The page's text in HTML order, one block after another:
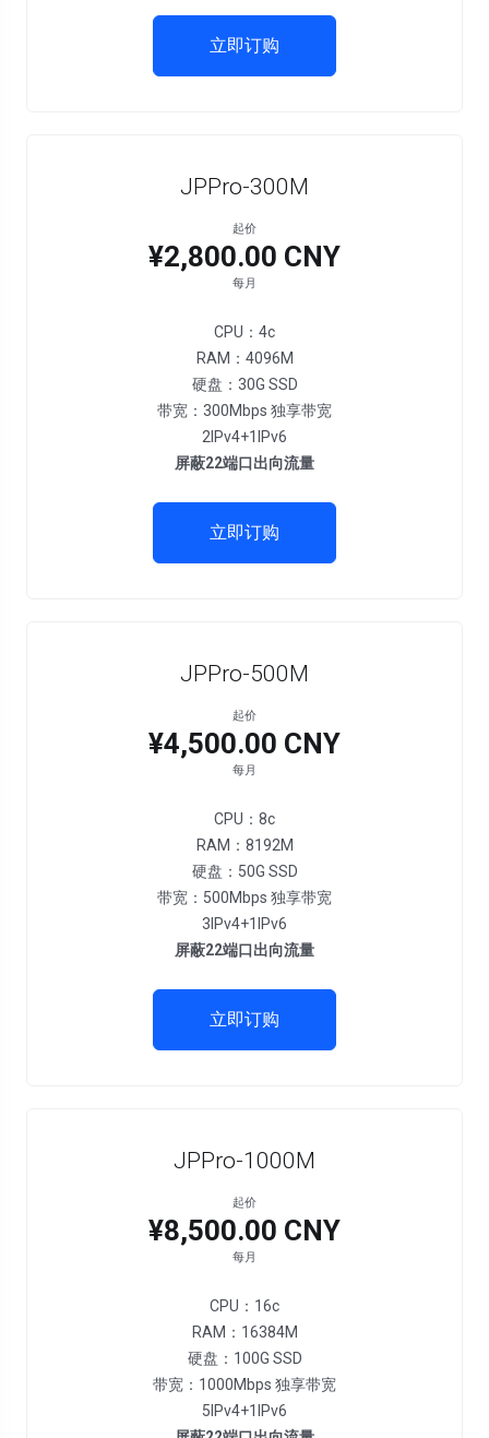
立即订购
JPPro-300M
起价
¥2,800.00 CNY
每月
CPU：4c
RAM：4096M
硬盘：30G SSD
带宽：300Mbps 独享带宽
2IPv4+1IPv6
屏蔽22端口出向流量
立即订购
JPPro-500M
起价
¥4,500.00 CNY
每月
CPU：8c
RAM：8192M
硬盘：50G SSD
带宽：500Mbps 独享带宽
3IPv4+1IPv6
屏蔽22端口出向流量
立即订购
JPPro-1000M
起价
¥8,500.00 CNY
每月
CPU：16c
RAM：16384M
硬盘：100G SSD
带宽：1000Mbps 独享带宽
5IPv4+1IPv6